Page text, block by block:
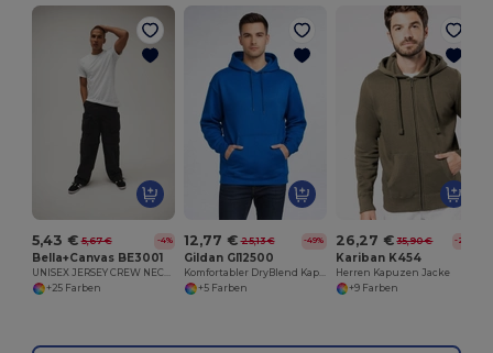
5,43 € 5,67 € -4%
Bella+Canvas BE3001
+25 Farben
12,77 € 25,13 € -49%
Gildan GI12500
+5 Farben
26,27 € 35,90 € -27%
Kariban K454
Herren Kapuzen Jacke
+9 Farben